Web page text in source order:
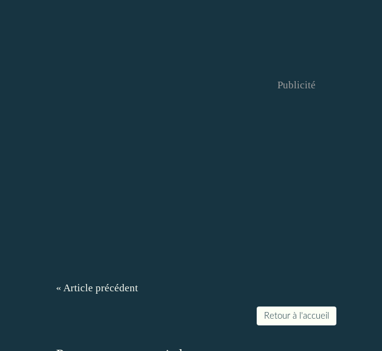
Publicité
« Article précédent
Retour à l'accueil